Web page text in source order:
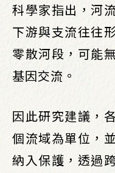
科學家指出，河
下游與支流往往
零散河段，可能
基因交流。
因此研究建議，
個流域為單位，
納入保護，透過